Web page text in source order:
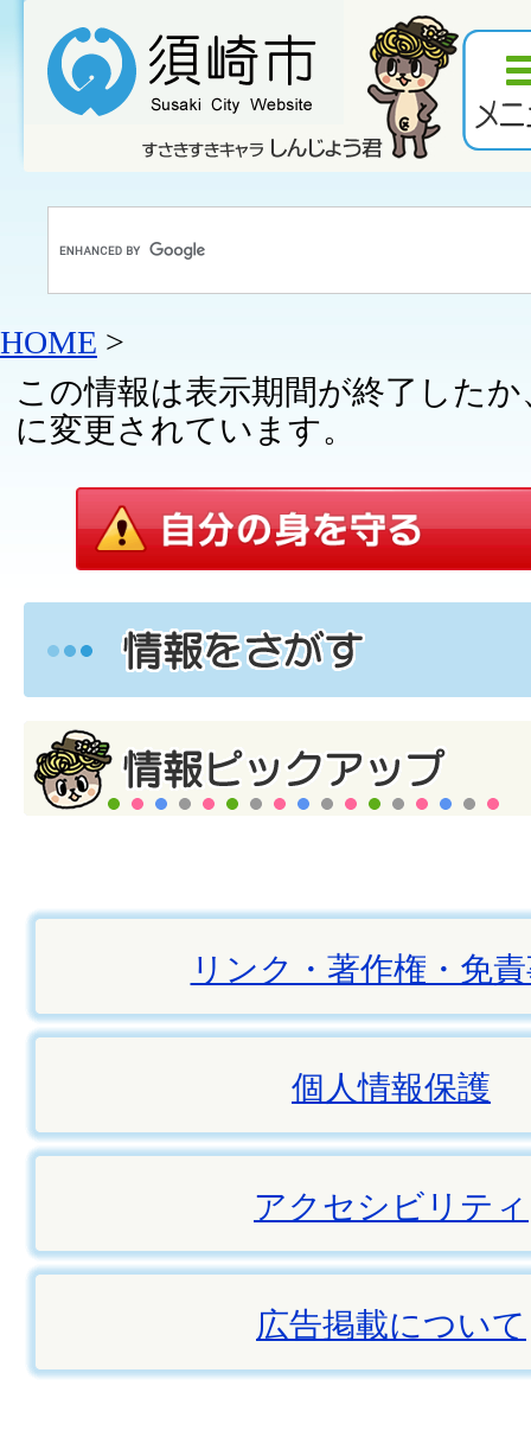
HOME >
この情報は表示期間が終了した
に変更されています。
リンク・著作権・免
個人情報保護
アクセシビリティ
広告掲載について